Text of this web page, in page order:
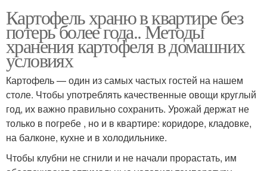
Картофель храню в квартире без
потерь более года.. Методы
хранения картофеля в домашних
условиях
Картофель — один из самых частых гостей на нашем
столе. Чтобы употреблять качественные овощи круглый
год, их важно правильно сохранить. Урожай держат не
только в погребе , но и в квартире: коридоре, кладовке,
на балконе, кухне и в холодильнике.
Чтобы клубни не сгнили и не начали прорастать, им